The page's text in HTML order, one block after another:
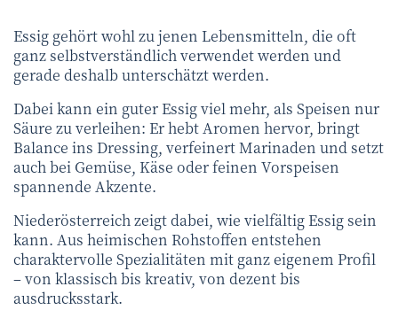
Essig gehört wohl zu jenen Lebensmitteln, die oft
ganz selbstverständlich verwendet werden und
gerade deshalb unterschätzt werden.
Dabei kann ein guter Essig viel mehr, als Speisen nur
Säure zu verleihen: Er hebt Aromen hervor, bringt
Balance ins Dressing, verfeinert Marinaden und setzt
auch bei Gemüse, Käse oder feinen Vorspeisen
spannende Akzente.
Niederösterreich zeigt dabei, wie vielfältig Essig sein
kann. Aus heimischen Rohstoffen entstehen
charaktervolle Spezialitäten mit ganz eigenem Profil
– von klassisch bis kreativ, von dezent bis
ausdrucksstark.